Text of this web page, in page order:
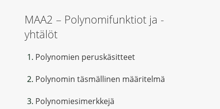
MAA2 – Polynomifunktiot ja -
yhtälöt
Polynomien peruskäsitteet
Polynomin täsmällinen määritelmä
Polynomiesimerkkejä